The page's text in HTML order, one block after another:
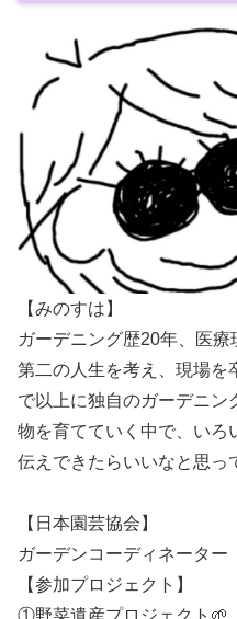
【みのすは】
ガーデニング歴20年、医療
第二の人生を考え、現場を
で以上に独自のガーデニン
物を育てていく中で、いろ
伝えできたらいいなと思っ
【日本園芸協会】
ガーデンコーディネーター
【参加プロジェクト】